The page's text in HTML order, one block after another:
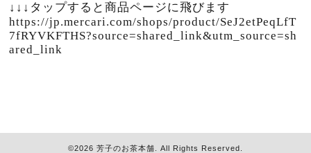
↓↓↓タップすると商品ページに飛びます
https://jp.mercari.com/shops/product/SeJ2etPeqLfT
7fRYVKFTHS?source=shared_link&utm_source=sh
ared_link
©2026 芳子のお茶本舗 . All Rights Reserved.